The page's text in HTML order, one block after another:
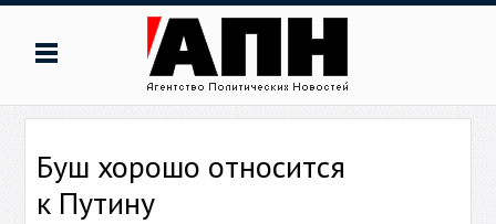
Буш хорошо относится
к Путину